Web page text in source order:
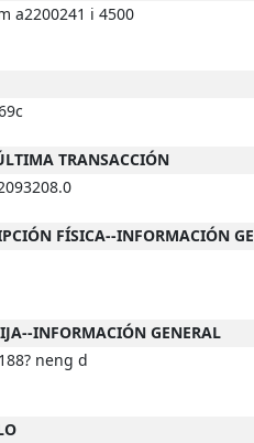
a2200241 i 4500
TRANSACCIÓN
FÍSICA--INFORMACIÓN
INFORMACIÓN GENERAL
neng d